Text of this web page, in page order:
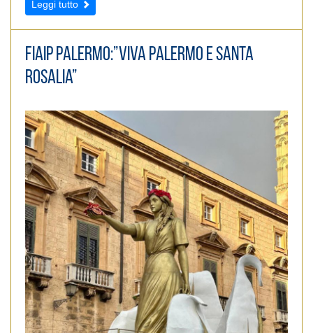
Leggi tutto
FIAIP PALERMO:”VIVA PALERMO E SANTA
ROSALIA”